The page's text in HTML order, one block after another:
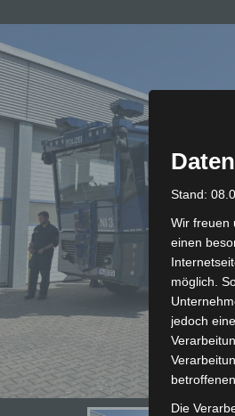
Stand:
Wir freuen
einen
möglich.
jedoch
Die